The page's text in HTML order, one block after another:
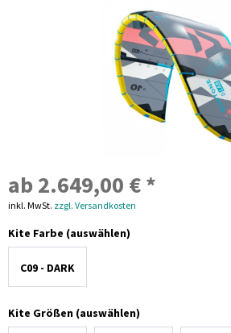
ab 2.649,00 € *
inkl. MwSt. zzgl. Versandkosten
Kite Farbe (auswählen)
C09 - DARK
Kite Größen (auswählen)